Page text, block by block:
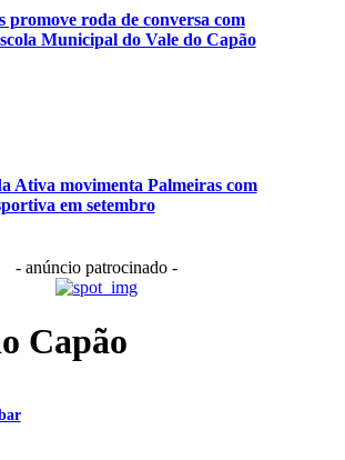
promove roda de conversa com
Municipal do Vale do Capão
Ativa movimenta Palmeiras com
em setembro
- anúncio patrocinado -
Capão